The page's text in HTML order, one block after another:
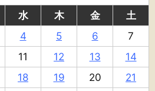
水 木 金
土
4 5 6
7
11 12 13
14
18 19 20
21